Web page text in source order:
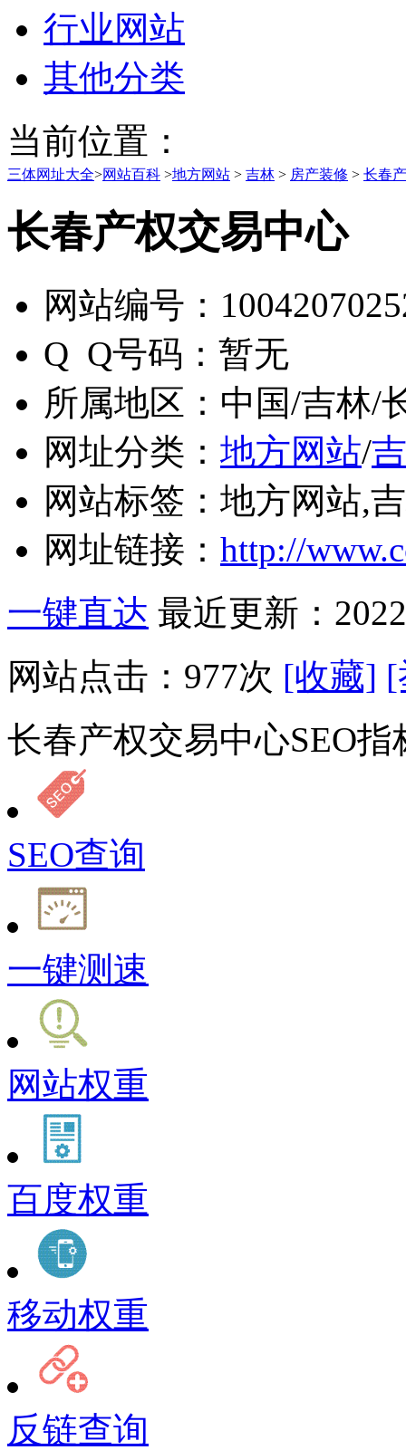
行业网站
其他分类
当前位置：
三体网址大全>网站百科 >地方网站 > 吉林 > 房产装修 > 长春
长春产权交易中心
网站编号：
Q Q号码： 暂无
所属地区： 中国/吉林/
网址分类： 地方网站/
网站标签： 地方网站,
网址链接： http://
一键直达 最近更新：
网站点击： 977次 [收藏] [
长春产权交易中心SEO指
SEO查询
一键测速
网站权重
百度权重
移动权重
反链查询